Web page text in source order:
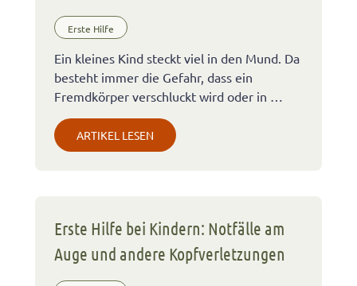
Erste Hilfe
Ein kleines Kind steckt viel in den Mund. Da
besteht immer die Gefahr, dass ein
Fremdkörper verschluckt wird oder in …
ARTIKEL LESEN
Erste Hilfe bei Kindern: Notfälle am
Auge und andere Kopfverletzungen